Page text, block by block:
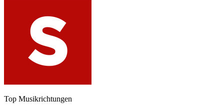
Top Musikrichtungen